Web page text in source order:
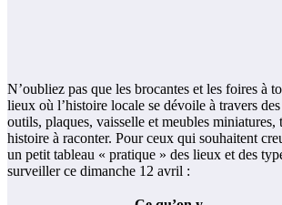
N’oubliez pas que les brocantes et les foires à
lieux où l’histoire locale se dévoile à travers
outils, plaques, vaisselle et meubles
histoire à raconter. Pour ceux qui souhaitent
un petit tableau « pratique » des lieux et des
surveiller ce dimanche 12 avril :